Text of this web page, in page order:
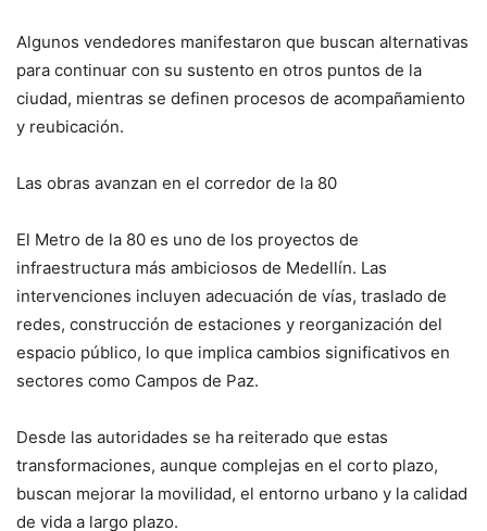
Algunos vendedores manifestaron que buscan alternativas
para continuar con su sustento en otros puntos de la
ciudad, mientras se definen procesos de acompañamiento
y reubicación.
Las obras avanzan en el corredor de la 80
El Metro de la 80 es uno de los proyectos de
infraestructura más ambiciosos de Medellín. Las
intervenciones incluyen adecuación de vías, traslado de
redes, construcción de estaciones y reorganización del
espacio público, lo que implica cambios significativos en
sectores como Campos de Paz.
Desde las autoridades se ha reiterado que estas
transformaciones, aunque complejas en el corto plazo,
buscan mejorar la movilidad, el entorno urbano y la calidad
de vida a largo plazo.